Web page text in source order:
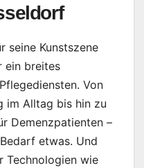
seine Kunstszene
ein breites
Von
im Alltag bis hin zu
Demenzpatienten –
etwas. Und
Technologien wie